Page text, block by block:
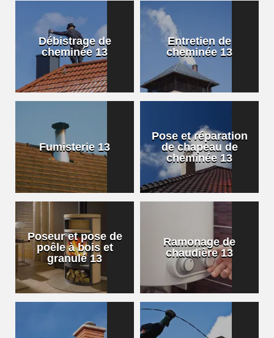
Débistrage de
cheminée 13
Entretien de
cheminée 13
Fumisterie 13
Pose et réparation
de chapeau de
cheminée 13
Poseur et pose de
poêle à bois et
granulé 13
Ramonage de
chaudière 13